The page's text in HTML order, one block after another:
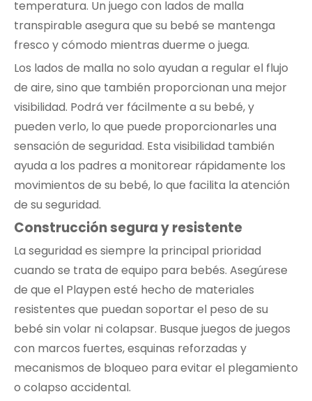
temperatura. Un juego con lados de malla
transpirable asegura que su bebé se mantenga
fresco y cómodo mientras duerme o juega.
Los lados de malla no solo ayudan a regular el flujo
de aire, sino que también proporcionan una mejor
visibilidad. Podrá ver fácilmente a su bebé, y
pueden verlo, lo que puede proporcionarles una
sensación de seguridad. Esta visibilidad también
ayuda a los padres a monitorear rápidamente los
movimientos de su bebé, lo que facilita la atención
de su seguridad.
Construcción segura y resistente
La seguridad es siempre la principal prioridad
cuando se trata de equipo para bebés. Asegúrese
de que el Playpen esté hecho de materiales
resistentes que puedan soportar el peso de su
bebé sin volar ni colapsar. Busque juegos de juegos
con marcos fuertes, esquinas reforzadas y
mecanismos de bloqueo para evitar el plegamiento
o colapso accidental.